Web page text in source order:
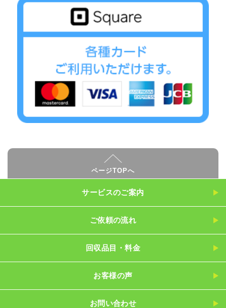
ページTOPへ
サービスのご案内
ご依頼の流れ
回収品目・料金
お客様の声
お問い合わせ